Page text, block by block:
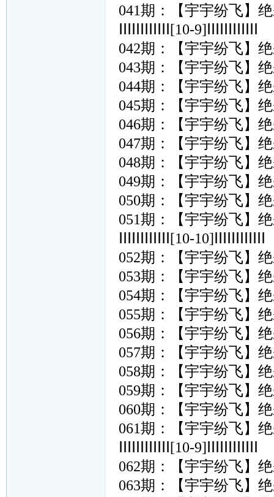
041期：【宇宇纷飞】
ⅠⅠⅠⅠⅠⅠⅠⅠⅠⅠⅠⅠ[10-9]ⅠⅠⅠⅠⅠⅠⅠⅠⅠⅠⅠⅠ
042期：【宇宇纷飞】
043期：【宇宇纷飞】
044期：【宇宇纷飞】
045期：【宇宇纷飞】
046期：【宇宇纷飞】
047期：【宇宇纷飞】
048期：【宇宇纷飞】
049期：【宇宇纷飞】
050期：【宇宇纷飞】
051期：【宇宇纷飞】
ⅠⅠⅠⅠⅠⅠⅠⅠⅠⅠⅠⅠ[10-10]ⅠⅠⅠⅠⅠⅠⅠⅠⅠⅠⅠⅠ
052期：【宇宇纷飞】
053期：【宇宇纷飞】
054期：【宇宇纷飞】
055期：【宇宇纷飞】
056期：【宇宇纷飞】
057期：【宇宇纷飞】
058期：【宇宇纷飞】
059期：【宇宇纷飞】
060期：【宇宇纷飞】
061期：【宇宇纷飞】
ⅠⅠⅠⅠⅠⅠⅠⅠⅠⅠⅠⅠ[10-9]ⅠⅠⅠⅠⅠⅠⅠⅠⅠⅠⅠⅠ
062期：【宇宇纷飞】
063期：【宇宇纷飞】